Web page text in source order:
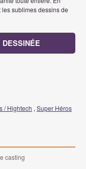
sublimes dessins de
/ Hightech , Super Héros
casting